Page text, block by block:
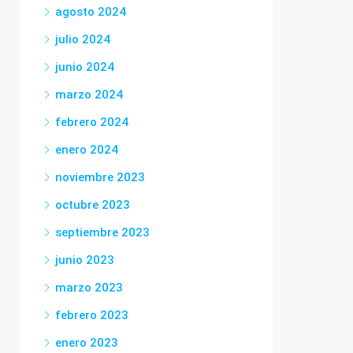
agosto 2024
julio 2024
junio 2024
marzo 2024
febrero 2024
enero 2024
noviembre 2023
octubre 2023
septiembre 2023
junio 2023
marzo 2023
febrero 2023
enero 2023